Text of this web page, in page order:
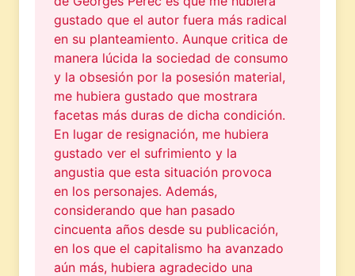
gustado que el autor fuera más radical
en su planteamiento. Aunque critica de
manera lúcida la sociedad de consumo
y la obsesión por la posesión material,
me hubiera gustado que mostrara
facetas más duras de dicha condición.
En lugar de resignación, me hubiera
gustado ver el sufrimiento y la
angustia que esta situación provoca
en los personajes. Además,
considerando que han pasado
cincuenta años desde su publicación,
en los que el capitalismo ha avanzado
aún más, hubiera agradecido una